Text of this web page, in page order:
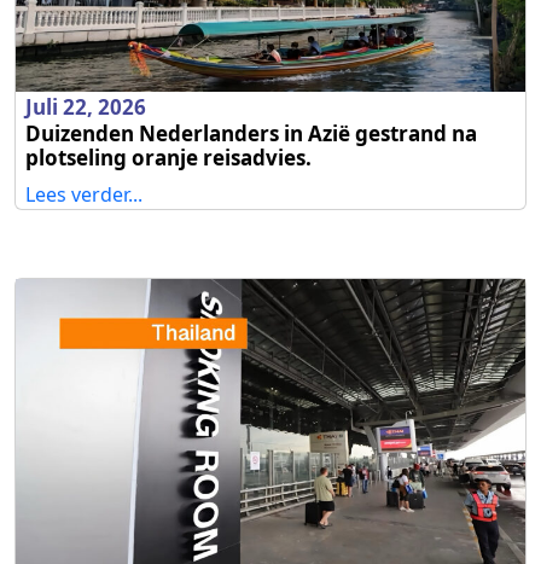
Juli 22, 2026
Duizenden Nederlanders in Azië gestrand na
plotseling oranje reisadvies.
Lees verder...